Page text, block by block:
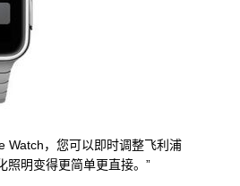
，您可以即时调整飞利浦
照明变得更简单更直接。”